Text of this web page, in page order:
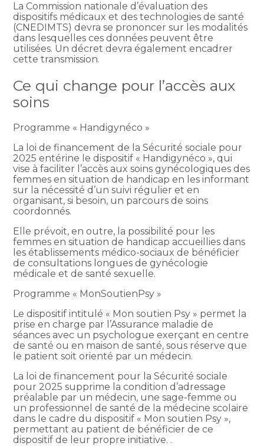
La Commission nationale d’évaluation des
dispositifs médicaux et des technologies de santé
(CNEDIMTS) devra se prononcer sur les modalités
dans lesquelles ces données peuvent être
utilisées. Un décret devra également encadrer
cette transmission.
Ce qui change pour l’accès aux
soins
Programme « Handigynéco »
La loi de financement de la Sécurité sociale pour
2025 entérine le dispositif « Handigynéco », qui
vise à faciliter l’accès aux soins gynécologiques des
femmes en situation de handicap en les informant
sur la nécessité d’un suivi régulier et en
organisant, si besoin, un parcours de soins
coordonnés.
Elle prévoit, en outre, la possibilité pour les
femmes en situation de handicap accueillies dans
les établissements médico-sociaux de bénéficier
de consultations longues de gynécologie
médicale et de santé sexuelle.
Programme « MonSoutienPsy »
Le dispositif intitulé « Mon soutien Psy » permet la
prise en charge par l’Assurance maladie de
séances avec un psychologue exerçant en centre
de santé ou en maison de santé, sous réserve que
le patient soit orienté par un médecin.
La loi de financement pour la Sécurité sociale
pour 2025 supprime la condition d’adressage
préalable par un médecin, une sage-femme ou
un professionnel de santé de la médecine scolaire
dans le cadre du dispositif « Mon soutien Psy »,
permettant au patient de bénéficier de ce
dispositif de leur propre initiative. .